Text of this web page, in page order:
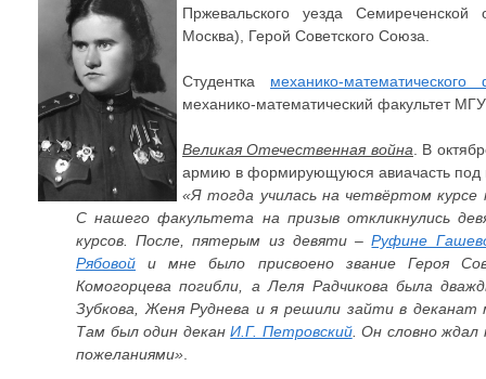
Пржевальского уезда
Москва), Герой Советского Союза.
Студентка механико-математического
механико-математический факультет
Великая Отечественная война . В
армию в формирующуюся авиачасть
«Я тогда училась на четвёртом
С нашего факультета на призыв откликнулись
курсов. После, пятерым из девяти –Руфине
Рябовой и мне было присвоено звание Героя
Комогорцева погибли, а Леля Радчикова была
Зубкова, Женя Руднева и я решили зайти в
Там был один деканИ.Г. Петровский. Он словно ждал
пожеланиями»